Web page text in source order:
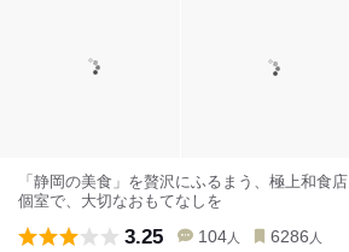
「静岡の美食」を贅沢にふるまう、極上和食
個室で、大切なおもてなしを
3.25 104 人 6286 人